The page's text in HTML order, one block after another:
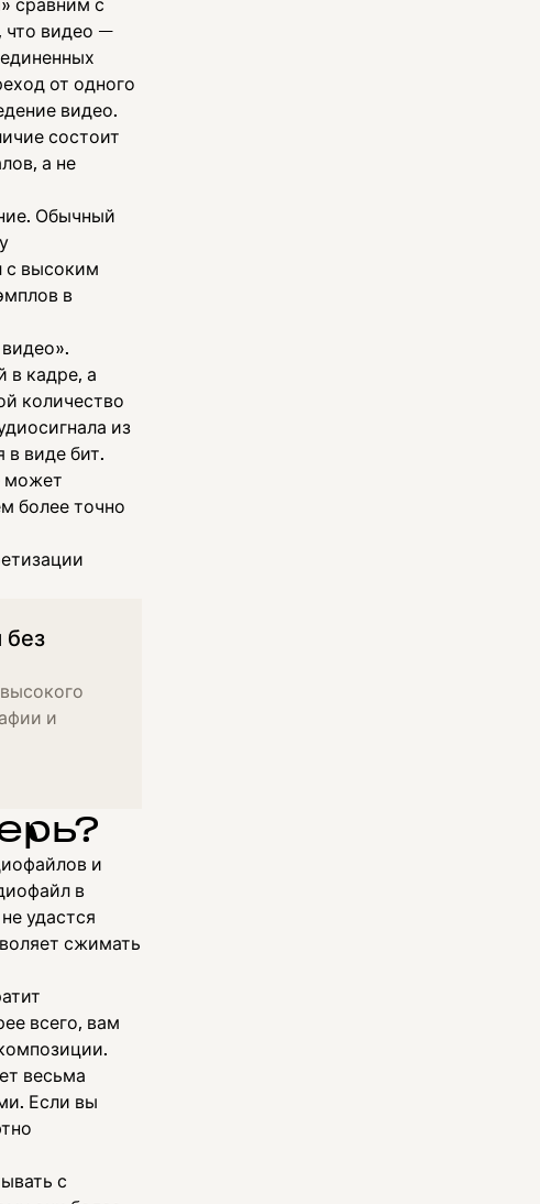
сравним с
что видео —
от одного
видео.
состоит
а не
Обычный
с высоким
в
в кадре, а
количество
из
в виде бит.
может
более точно
без
и
и
в
удастся
сжимать
всего, вам
весьма
Если вы
с